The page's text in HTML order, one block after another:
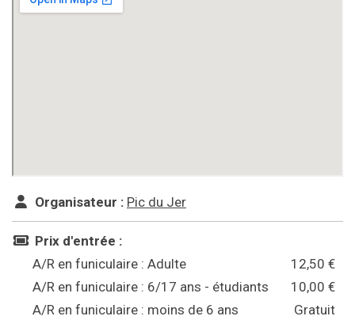
Organisateur : Pic du Jer
Prix d'entrée :
A/R en funiculaire : Adulte
12,50 €
A/R en funiculaire : 6/17 ans - étudiants
10,00 €
A/R en funiculaire : moins de 6 ans
Gratuit